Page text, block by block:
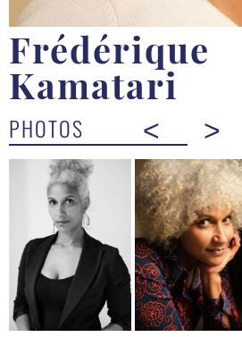
Frédérique
Kamatari
PHOTOS < >